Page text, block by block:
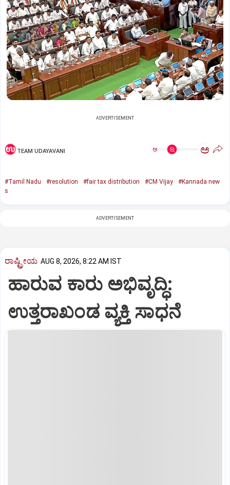
ADVERTISEMENT
TEAM UDAYAVANI ಅ ಅ
#Tamil Nadu #resolution #fair tax distribution #CM Vijay
#Kannada new
s
ADVERTISEMENT
ರಾಷ್ಟ್ರೀಯ AUG 8, 2026, 8:22 AM IST
ಹಾರುವ ಕಾರು ಅಭಿವೃದ್ಧಿ:
ಉತ್ತರಾಖಂಡ ವ್ಯಕ್ತಿ ಸಾಧನೆ